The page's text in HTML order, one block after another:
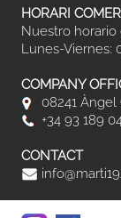
HORARI
Nuestro horario
Lunes-Viernes:
COMPANY
08241
+34 93 189
CONTACT